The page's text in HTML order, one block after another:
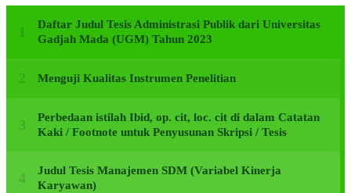
Daftar Judul Tesis Administrasi Publik dari Universitas
Gadjah Mada (UGM) Tahun 2023
Menguji Kualitas Instrumen Penelitian
Perbedaan istilah Ibid, op. cit, loc. cit di dalam Catatan
Kaki / Footnote untuk Penyusunan Skripsi / Tesis
Judul Tesis Manajemen SDM (Variabel Kinerja
Karyawan)